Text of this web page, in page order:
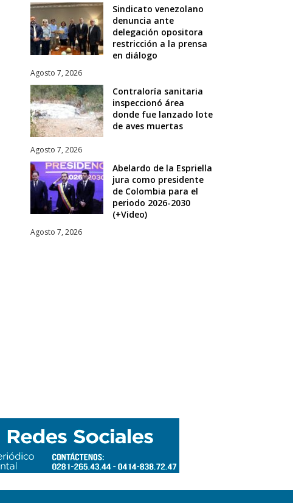
Sindicato venezolano
denuncia ante
delegación opositora
restricción a la prensa
en diálogo
Agosto 7, 2026
Contraloría sanitaria
inspeccionó área
donde fue lanzado lote
de aves muertas
Agosto 7, 2026
Abelardo de la Espriella
jura como presidente
de Colombia para el
periodo 2026-2030
(+Video)
Agosto 7, 2026